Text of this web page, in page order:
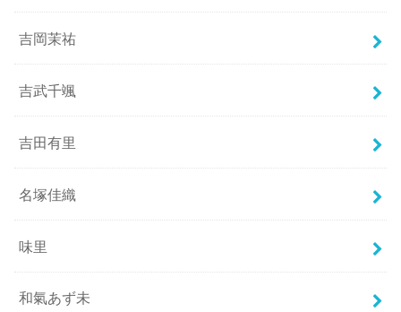
吉岡茉祐
吉武千颯
吉田有里
名塚佳織
味里
和氣あず未